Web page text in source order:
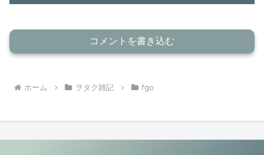
コメントを書き込む
ホーム ヲタク雑記 fgo